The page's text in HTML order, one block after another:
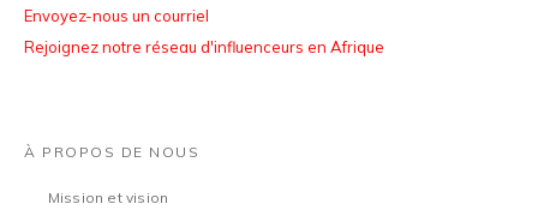
Envoyez-nous un courriel
Rejoignez notre réseau d'influenceurs en Afrique
À PROPOS DE NOUS
Mission et vision